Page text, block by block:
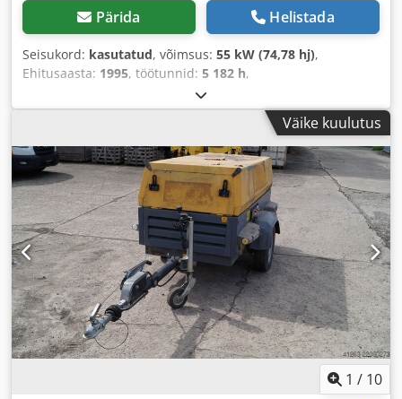
Pärida Helistada
Seisukord: kasutatud, võimsus: 55 kW (74,78 hj),
Ehitusaasta: 1995, töötunnid: 5 182 h,
Väike kuulutus
1 / 10